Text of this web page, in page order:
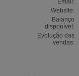
Email:
Website:
Balanço
disponível:
Evolução das
vendas: